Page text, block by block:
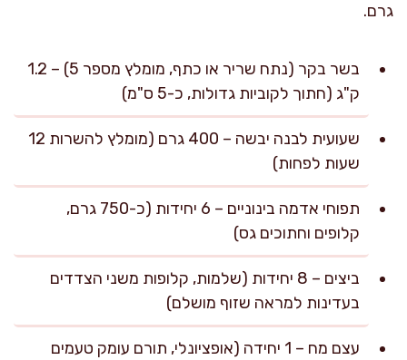
גרם.
בשר בקר (נתח שריר או כתף, מומלץ מספר 5) – 1.2
ק"ג (חתוך לקוביות גדולות, כ-5 ס"מ)
שעועית לבנה יבשה – 400 גרם (מומלץ להשרות 12
שעות לפחות)
תפוחי אדמה בינוניים – 6 יחידות (כ-750 גרם,
קלופים וחתוכים גס)
ביצים – 8 יחידות (שלמות, קלופות משני הצדדים
בעדינות למראה שזוף מושלם)
עצם מח – 1 יחידה (אופציונלי, תורם עומק טעמים